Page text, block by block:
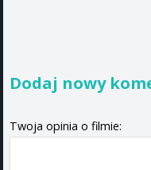
Dodaj nowy
Twoja opinia o filmie: